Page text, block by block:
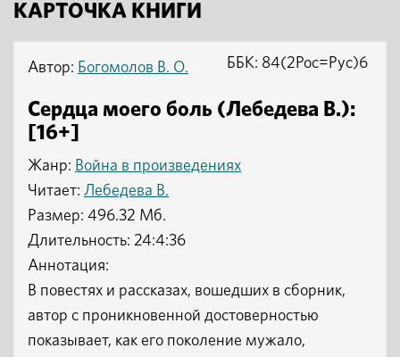
КАРТОЧКА КНИГИ
Автор: Богомолов В. О.
Сердца моего боль (Лебедева В.):
[16+]
Жанр: Война в произведениях
Читает: Лебедева В.
ББК: 84(2Рос=Рус)6
Размер: 496.32 Мб.
Длительность: 24:4:36
Аннотация:
В повестях и рассказах, вошедших в сборник,
автор с проникновенной достоверностью
показывает, как его поколение мужало,